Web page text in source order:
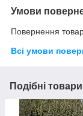
Умови
Повернення
Всі умови
Подібні